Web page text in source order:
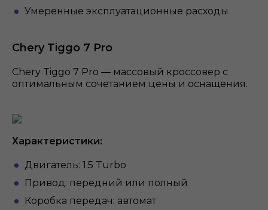
Умеренные эксплуатационные расходы
Chery Tiggo 7 Pro
Chery Tiggo 7 Pro — массовый кроссовер с
оптимальным сочетанием цены и оснащения.
Характеристики:
Двигатель: 1.5 Turbo
Привод: передний или полный
Коробка передач: автомат